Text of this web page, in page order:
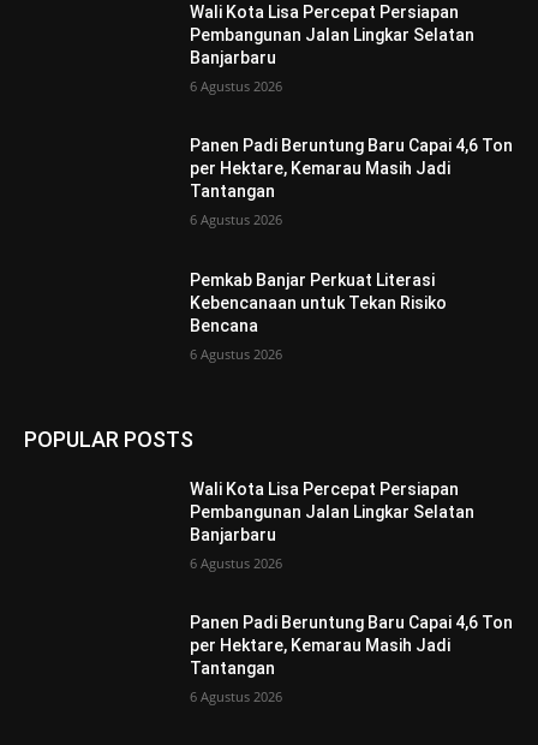
Wali Kota Lisa Percepat Persiapan
Pembangunan Jalan Lingkar Selatan
Banjarbaru
6 Agustus 2026
Panen Padi Beruntung Baru Capai 4,6 Ton
per Hektare, Kemarau Masih Jadi
Tantangan
6 Agustus 2026
Pemkab Banjar Perkuat Literasi
Kebencanaan untuk Tekan Risiko
Bencana
6 Agustus 2026
POPULAR POSTS
Wali Kota Lisa Percepat Persiapan
Pembangunan Jalan Lingkar Selatan
Banjarbaru
6 Agustus 2026
Panen Padi Beruntung Baru Capai 4,6 Ton
per Hektare, Kemarau Masih Jadi
Tantangan
6 Agustus 2026